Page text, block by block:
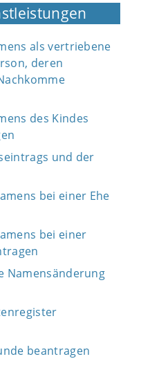
als vertriebene
deren
des Kindes
und der
bei einer Ehe
bei einer
Namensänderung
beantragen